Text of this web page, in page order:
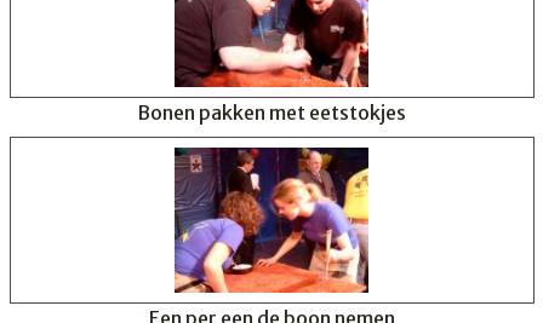
Bonen pakken met eetstokjes
Een per een de boon nemen